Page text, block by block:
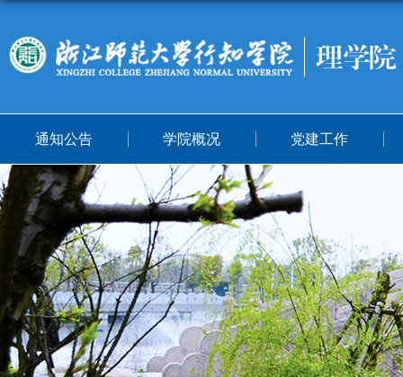
通知公告 学院概况 党建工作